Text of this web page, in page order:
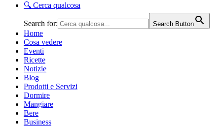
🔍 Cerca qualcosa
Search for: Search Button
Home
Cosa vedere
Eventi
Ricette
Notizie
Blog
Prodotti e Servizi
Dormire
Mangiare
Bere
Business